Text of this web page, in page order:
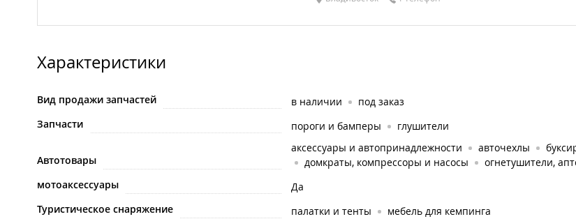
Характеристики
Вид продажи запчастей в наличии
под заказ
Запчасти
пороги и бамперы глушители
Автотовары
аксессуары и автопринадлежности авточехлы
домкраты, компрессоры и насосы
огнетушители,
мотоаксессуары
Да
Туристическое снаряжение
палатки и тенты мебель для кемпинга